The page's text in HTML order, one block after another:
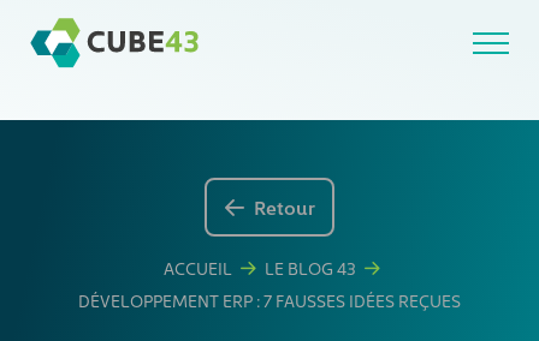
content
Retour
ACCUEIL
LE BLOG 43
DÉVELOPPEMENT ERP : 7 FAUSSES IDÉES REÇUES